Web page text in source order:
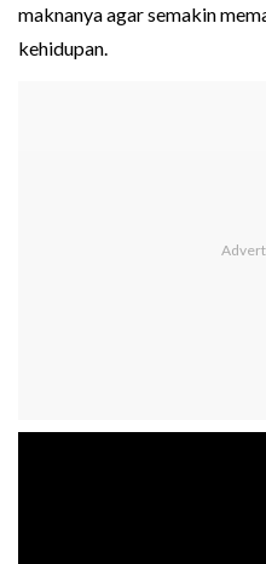
maknanya agar semakin
kehidupan.